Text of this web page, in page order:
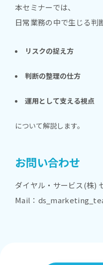
本セミナーでは、
日常業務の中で生じる判
リスクの捉え方
判断の整理の仕方
運用として支える視点
について解説します。
お問い合わせ
ダイヤル・サービス(株)
Mail：